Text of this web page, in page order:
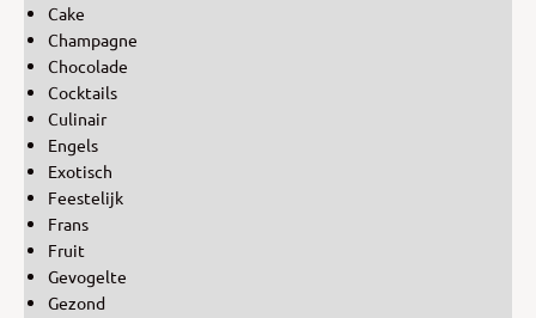
Cake
Champagne
Chocolade
Cocktails
Culinair
Engels
Exotisch
Feestelijk
Frans
Fruit
Gevogelte
Gezond